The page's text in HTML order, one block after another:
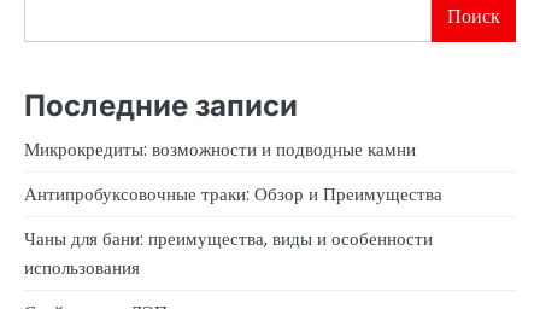
Поиск
Последние записи
Микрокредиты: возможности и подводные камни
Антипробуксовочные траки: Обзор и Преимущества
Чаны для бани: преимущества, виды и особенности
использования